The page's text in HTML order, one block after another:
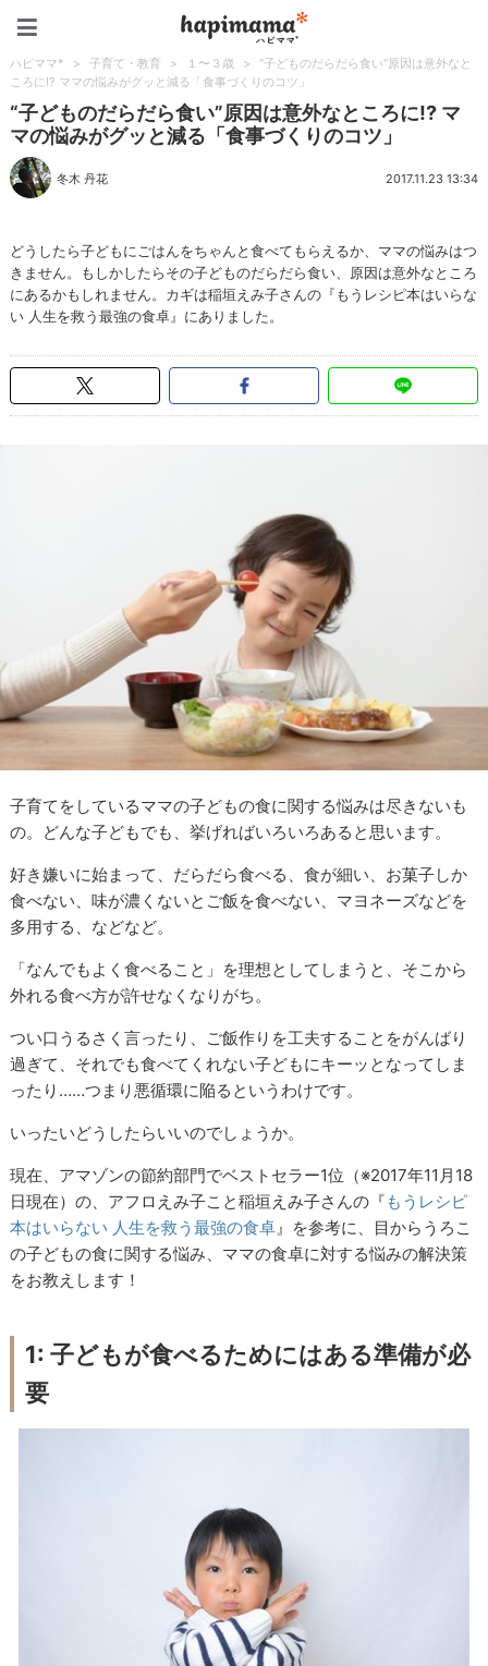
ハピママ* > 子育て・教育 > １〜３歳 >
“子どものだらだら食い”原因は意外なと
ころに!? ママの悩みがグッと減る「食事づくりのコツ」
“子どものだらだら食い”原因は意外なところに!? マ
マの悩みがグッと減る「食事づくりのコツ」
冬木 丹花 2017.11.23 13:34
どうしたら子どもにごはんをちゃんと食べてもらえるか、ママの悩みはつ
きません。もしかしたらその子どものだらだら食い、原因は意外なところ
にあるかもしれません。カギは稲垣えみ子さんの『もうレシピ本はいらな
い 人生を救う最強の食卓』にありました。
子育てをしているママの子どもの食に関する悩みは尽きないも
の。どんな子どもでも、挙げればいろいろあると思います。
好き嫌いに始まって、だらだら食べる、食が細い、お菓子しか
食べない、味が濃くないとご飯を食べない、マヨネーズなどを
多用する、などなど。
「なんでもよく食べること」を理想としてしまうと、そこから
外れる食べ方が許せなくなりがち。
つい口うるさく言ったり、ご飯作りを工夫することをがんばり
過ぎて、それでも食べてくれない子どもにキーッとなってしま
ったり……つまり悪循環に陥るというわけです。
いったいどうしたらいいのでしょうか。
現在、アマゾンの節約部門でベストセラー1位（※2017年11月18
日現在）の、アフロえみ子こと稲垣えみ子さんの『 もうレシピ
本はいらない 人生を救う最強の食卓』を参考に、目からうろこ
の子どもの食に関する悩み、ママの食卓に対する悩みの解決策
をお教えします！
1: 子どもが食べるためにはある準備が必
要